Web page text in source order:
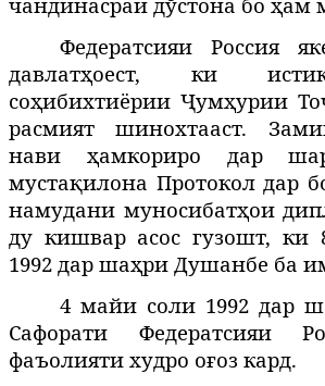
Федератсияи Россия
давлатҳоест, ки
соҳибихтиёрии Ҷумҳурии
расмият шинохтааст.
нави ҳамкориро дар
мустақилона Протокол дар
намудани муносибатҳои
ду кишвар асос гузошт, ки
1992 дар шаҳри Душанбе ба
4 майи соли 1992 дар
Сафорати Федератсияи
фаъолияти худро оғоз кард.